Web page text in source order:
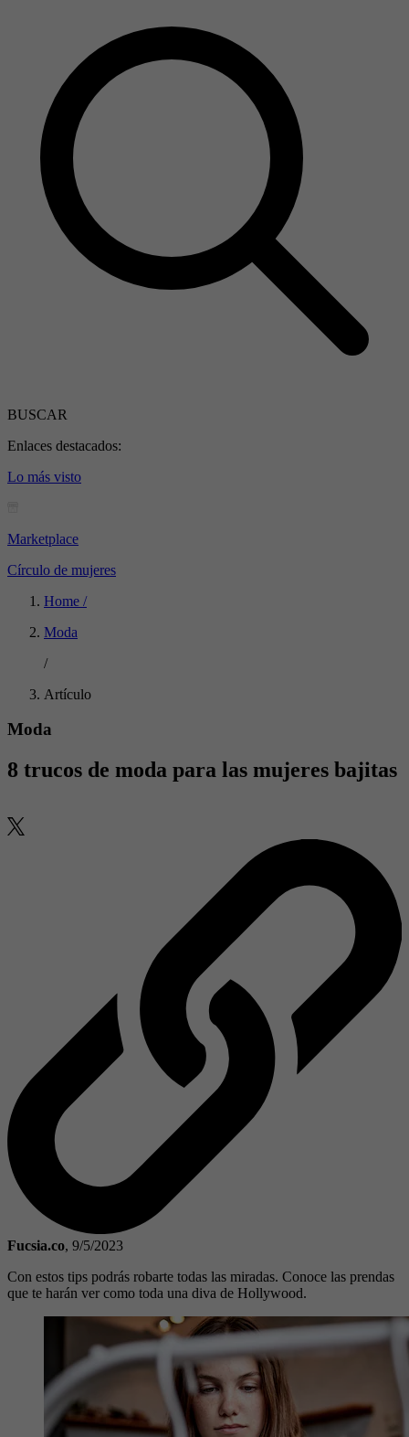
BUSCAR
Enlaces destacados:
Lo más visto
Marketplace
Círculo de mujeres
Home /
Moda
/
Artículo
Moda
8 trucos de moda para las mujeres bajitas
Fucsia.co, 9/5/2023
Con estos tips podrás robarte todas las miradas. Conoce las prendas
que te harán ver como toda una diva de Hollywood.